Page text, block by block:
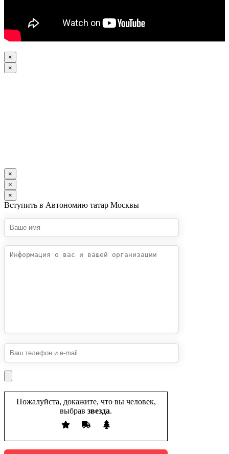
×
×
×
×
×
Вступить в Автономию татар Москвы
Пожалуйста, докажите, что вы человек,
выбрав звезда.